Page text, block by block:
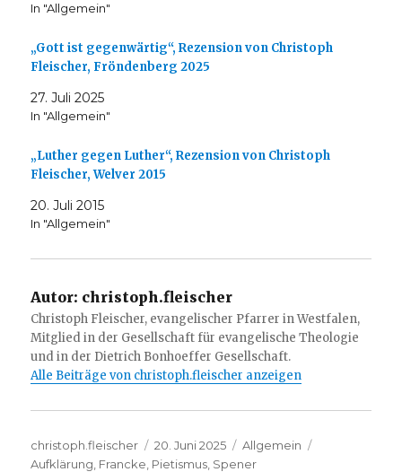
In "Allgemein"
„Gott ist gegenwärtig“, Rezension von Christoph
Fleischer, Fröndenberg 2025
27. Juli 2025
In "Allgemein"
„Luther gegen Luther“, Rezension von Christoph
Fleischer, Welver 2015
20. Juli 2015
In "Allgemein"
Autor: christoph.fleischer
Christoph Fleischer, evangelischer Pfarrer in Westfalen,
Mitglied in der Gesellschaft für evangelische Theologie
und in der Dietrich Bonhoeffer Gesellschaft.
Alle Beiträge von christoph.fleischer anzeigen
Autor
christoph.fleischer
Veröffentlicht
am
20. Juni 2025 Kategorien
Allgemein
Aufklärung Francke Pietismus Spener